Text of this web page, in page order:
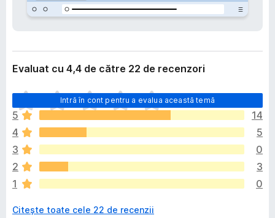
i
f
o
Evaluat cu 4,4 de către 22 de recenzori
Intră în cont pentru a evalua această temă
N
u
e
x
i
s
t
ă
n
5
14
4
5
3
0
2
3
1
0
Citește toate cele 22 de recenzii